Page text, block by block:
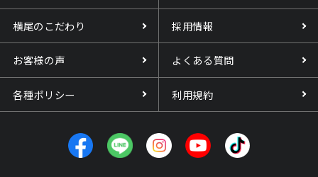
横尾のこだわり 採用情報
お客様の声 よくある質問
各種ポリシー 利用規約